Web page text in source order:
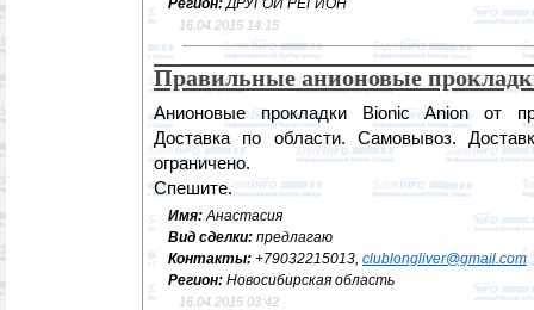
Регион:ДРУГОЙ РЕГИОН
16.04.2015 14:15
Правильные анионовые
Анионовые прокладки Bionic Anion от
Доставка по области. Самовывоз.
ограничено.
Спешите.
Имя:Анастасия
Вид сделки: предлагаю
Контакты: +79032215013, clublongliver@gmail.com
Регион: Новосибирская область
16.04.2015 03:42